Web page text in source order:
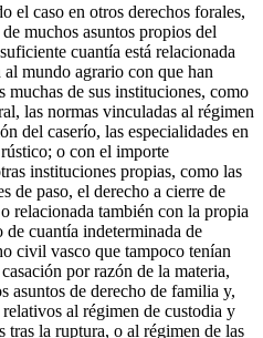
el caso en otros derechos forales,
muchos asuntos propios del
cuantía está relacionada
mundo agrario con que han
muchas de sus instituciones, como
las normas vinculadas al régimen
del caserío, las especialidades en
o con el importe
instituciones propias, como las
de paso, el derecho a cierre de
relacionada también con la propia
cuantía indeterminada de
civil vasco que tampoco tenían
por razón de la materia,
asuntos de derecho de familia y,
al régimen de custodia y
tras la ruptura, o al régimen de las